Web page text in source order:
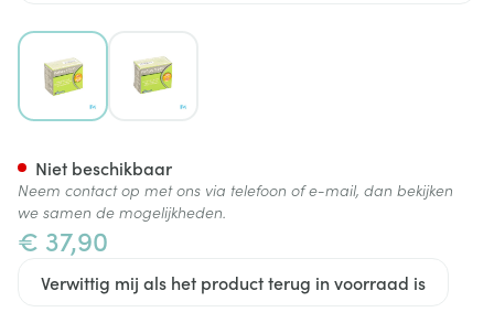
View larger image
€ 37,90
Verwittig mij als het product terug in voorraad is
Niet beschikbaar
Neem contact op met ons via telefoon of e-mail, dan bekijken
we samen de mogelijkheden.